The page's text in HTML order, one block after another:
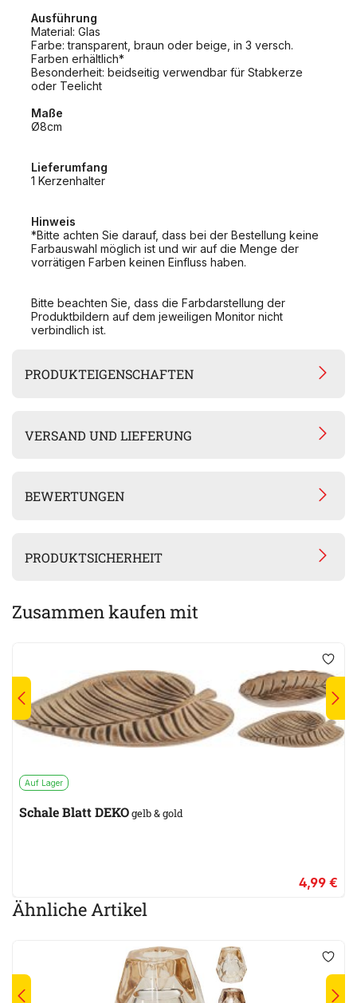
Ausführung
Material: Glas
Farbe: transparent, braun oder beige, in 3 versch.
Farben erhältlich*
Besonderheit: beidseitig verwendbar für Stabkerze
oder Teelicht
Maße
Ø8cm
Lieferumfang
1 Kerzenhalter
Hinweis
*Bitte achten Sie darauf, dass bei der Bestellung keine
Farbauswahl möglich ist und wir auf die Menge der
vorrätigen Farben keinen Einfluss haben.
Bitte beachten Sie, dass die Farbdarstellung der
Produktbildern auf dem jeweiligen Monitor nicht
verbindlich ist.
PRODUKTEIGENSCHAFTEN
VERSAND UND LIEFERUNG
BEWERTUNGEN
PRODUKTSICHERHEIT
Zusammen kaufen mit
Auf Lager
Schale Blatt DEKOgelb & gold
4,99 €
Ähnliche Artikel